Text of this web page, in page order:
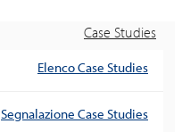
Case Studies
Elenco Case Studies
Segnalazione Case Studies